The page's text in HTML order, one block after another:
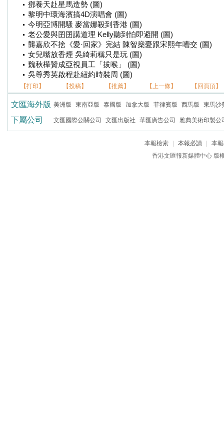
鄧養天赴星馬造勢 (圖)
黎明中環海濱搞4D演唱會 (圖)
今明亞博開騷 麥當娜殺到香港 (圖)
老公愛與囝囝講道理 Kelly聽到怕即避開 (圖)
龔嘉欣不捨《愛·回家》完結 陳智燊憂跟宋熙年嘈交 (圖)
女兒嘴放香煙 吳綺莉稱只是玩 (圖)
魏秋樺贊成亞視員工「拔喉」 (圖)
吳尊秀英啟程赴紐約時裝周 (圖)
【打印】 【投稿】 【推薦】 【上一條】 【回頁頂】
文匯海外版 美洲版 東南亞版 泰國版 加拿大版 菲律賓版 西馬版 東馬沙
下屬公司 文匯國際公關公司 文匯出版社 華匯廣告公司 雅典美術印製公
本報檢索 本報必讀
本
香港文匯報新媒體中心 版